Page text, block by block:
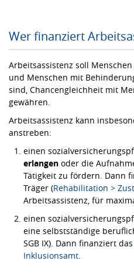
Wer finanziert
Arbeitsassistenz soll
und Menschen mit
sind, Chancengleichheit mit
gewähren.
Arbeitsassistenz kann
anstreben:
einen
erlangen oder die
Tätigkeit zu fördern. Dann
Träger (Rehabilitation >
Arbeitsassistenz, für
einen
eine selbstständige
SGB IX). Dann finanziert das
Inklusionsamt